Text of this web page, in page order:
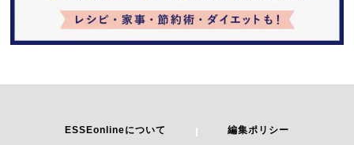
ESSEonlineについて 編集ポリシー